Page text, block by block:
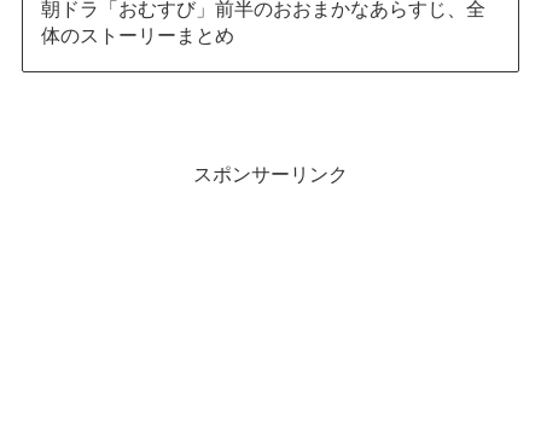
朝ドラ「おむすび」前半のおおまかなあらすじ、全
体のストーリーまとめ
スポンサーリンク